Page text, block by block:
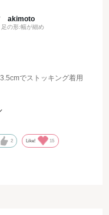
akimoto
足の形:幅が細め
でストッキング着用
みです♪
2 Like! 15